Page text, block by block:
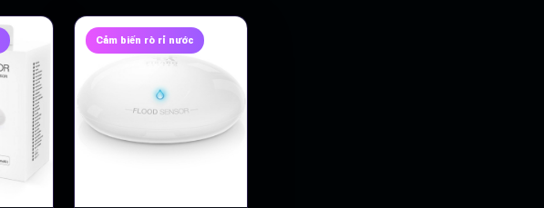
Cảm biến rò rỉ nước